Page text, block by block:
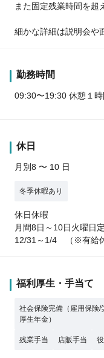
また固定残業時間を超
細かな詳細は説明会や
勤務時間
09:30〜19:30 休憩１時
休日
月別8 〜 10 日
冬季休暇あり
休日休暇
月間8日～10日火曜日
12/31～1/4 （※有給休
福利厚生・手当て
社会保険完備（雇用保険
厚生年金）
残業手当 店販手当